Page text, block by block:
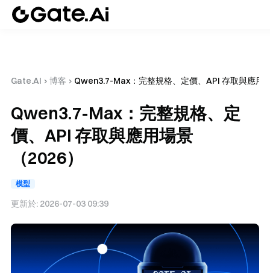
Gate.AI › 博客 › Qwen3.7-Max：完整規格、定價、API 存取與應用
Qwen3.7-Max：完整規格、定
價、API 存取與應用場景
（2026）
模型
更新於: 2026-07-03 09:39